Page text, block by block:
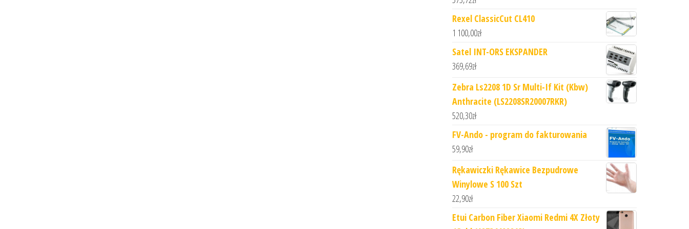
Rexel ClassicCut CL410
1 100,00zł
Satel INT-ORS EKSPANDER
369,69zł
Zebra Ls2208 1D Sr Multi-If Kit (Kbw)
Anthracite (LS2208SR20007RKR)
520,30zł
FV-Ando - program do fakturowania
59,90zł
Rękawiczki Rękawice Bezpudrowe
Winylowe S 100 Szt
22,90zł
Etui Carbon Fiber Xiaomi Redmi 4X Złoty